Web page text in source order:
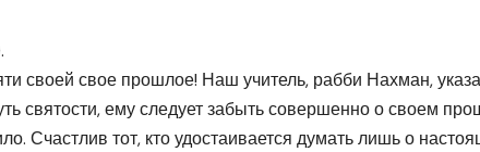
своей свое прошлое! Наш учитель, рабби Нахман,
святости, ему следует забыть совершенно о своем
Счастлив тот, кто удостаивается думать лишь о